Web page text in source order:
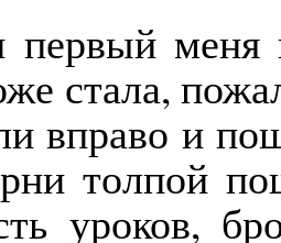
меня
стала,
вправо и
толпой
уроков,